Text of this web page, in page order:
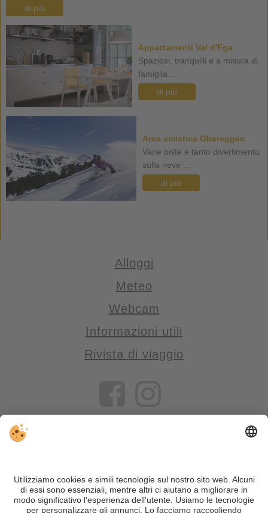
di più
Appartamenti Val d'Ega
Spaziosi, tranquilli e a misura di
famiglia ...
di più
Area sciistica Obereggen
Varie piste e tanto divertimento
sulla neve ...
di più
Alloggi
Meteo
Webcam
Informazioni utili
Rivista di viaggio
VIVOSüdtirol è il portale di viaggio per chi desidera vivere il
Trentino Alto Adige davvero – con consigli autentici, alloggi e
offerte su misura.